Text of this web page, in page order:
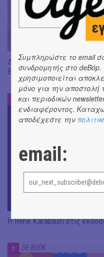
Διαβάσαμε: «Η πηγή των
Εκδ. Δώμα
DE-BOOK
Η Rene Karabash στις
# DE-BOOK
Συμπληρώστε το email
συνδρομητής στο
χρησιμοποιείται
μόνο για την αποστολή
και περιοδικών
ενδιαφέροντος.
αποδέχεστε την
email: